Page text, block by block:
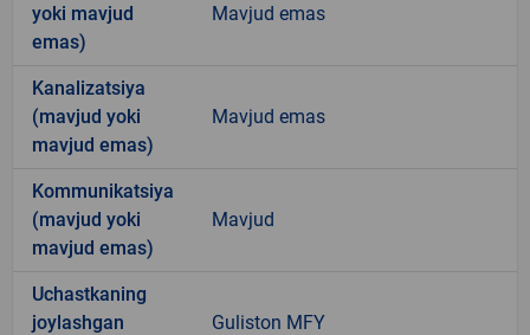
yoki mavjud
emas)
Mavjud emas
Kanalizatsiya
(mavjud yoki
mavjud emas)
Mavjud emas
Kommunikatsiya
(mavjud yoki
mavjud emas)
Mavjud
Uchastkaning
joylashgan
Guliston MFY